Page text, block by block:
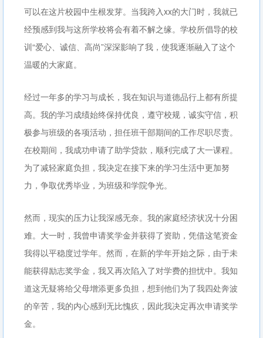
可以在这片校园中生根发芽。当我跨入xx的大门时，我就已
经预感到我与这所学校将会有着不解之缘。学校所倡导的校
训“爱心、诚信、高尚”深深影响了我，使我逐渐融入了这个
温暖的大家庭。
经过一年多的学习与成长，我在知识与道德品行上都有所提
高。我的学习成绩始终保持优良，遵守校规，诚实守信，积
极参与班级的各项活动，担任班干部期间的工作尽职尽责。
在校期间，我成功申请了助学贷款，顺利完成了大一课程。
为了减轻家庭负担，我决定在接下来的学习生活中更加努
力，争取优秀毕业，为班级和学院争光。
然而，现实的压力让我深感无奈。我的家庭经济状况十分困
难。大一时，我曾申请奖学金并获得了资助，凭借这笔资金
我得以平稳度过学年。然而，在新的学年开始之际，由于未
能获得励志奖学金，我又再次陷入了对学费的担忧中。我知
道这无疑将给父母增添更多负担，想到他们为了我四处奔波
的辛苦，我的内心感到无比愧疚，因此我决定再次申请奖学
金。